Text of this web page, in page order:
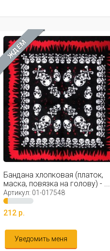
ЖДЁМ
Бандана хлопковая (платок,
маска, повязка на голову) - ...
Артикул: 01-017548
212 р.
Уведомить меня